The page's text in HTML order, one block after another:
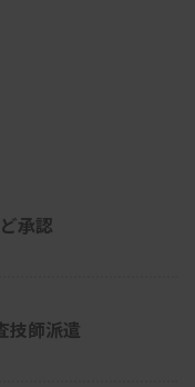
承認
技師派遣